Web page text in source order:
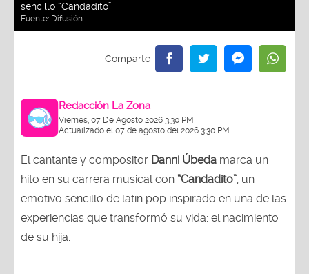
sencillo “Candadito”
Fuente: Difusión
Redacción La Zona
Viernes, 07 De Agosto 2026 3:30 PM
Actualizado el 07 de agosto del 2026 3:30 PM
El cantante y compositor Danni Úbeda marca un
hito en su carrera musical con “Candadito”, un
emotivo sencillo de latin pop inspirado en una de las
experiencias que transformó su vida: el nacimiento
de su hija.